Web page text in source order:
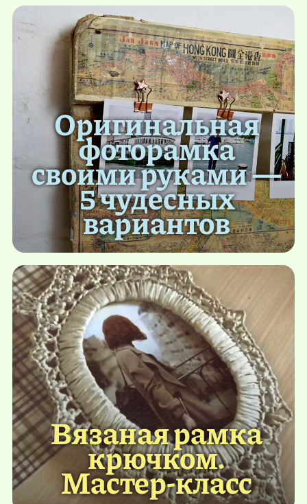
Оригинальная
фоторамка
своими руками —
5 чудесных
вариантов
Вязаная рамка
крючком.
Мастер-класс